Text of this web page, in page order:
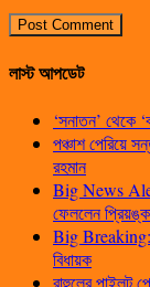
লাস্ট আপডেট
‘সনাতন’ থেকে
পঞ্চাশ পেরিয়ে
রহমান
Big News
ফেললেন
Big Breaking:
বিধায়ক
রাহুলের পাইলট